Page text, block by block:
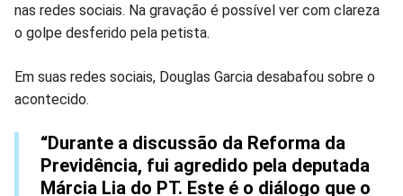
nas redes sociais. Na gravação é possível ver com clareza
o golpe desferido pela petista.
Em suas redes sociais, Douglas Garcia desabafou sobre o
acontecido.
“Durante a discussão da Reforma da
Previdência, fui agredido pela deputada
Márcia Lia do PT. Este é o diálogo que o